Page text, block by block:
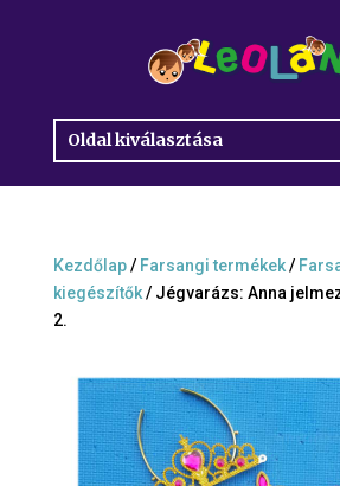
Oldal kiválasztása
Kezdőlap/ Farsangi termékek/
kiegészítők/ Jégvarázs: Anna
2.